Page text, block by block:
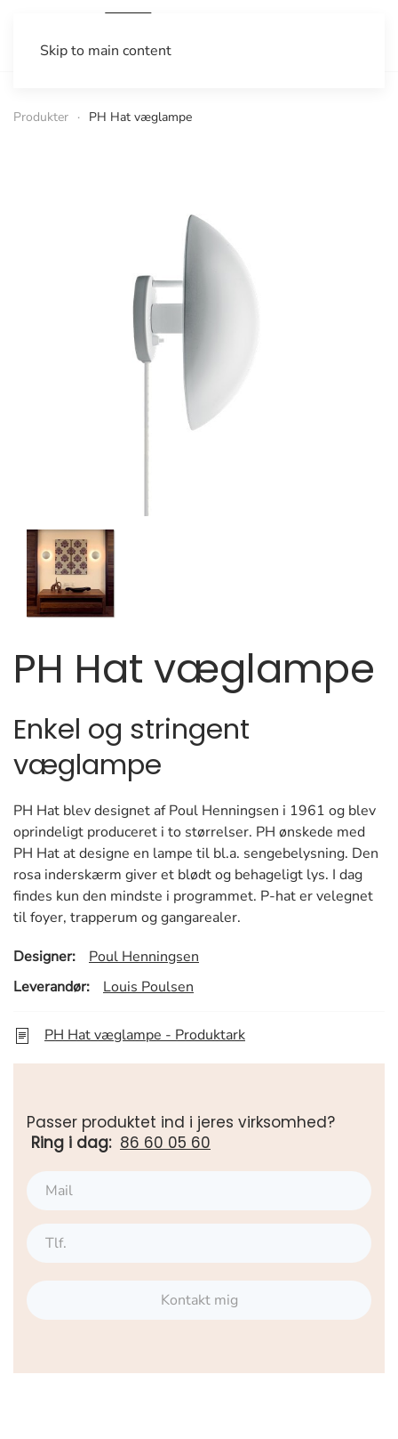
Skip to main content
Produkter PH Hat væglampe
PH Hat væglampe
Enkel og stringent
væglampe
PH Hat blev designet af Poul Henningsen i 1961 og blev
oprindeligt produceret i to størrelser. PH ønskede med
PH Hat at designe en lampe til bl.a. sengebelysning. Den
rosa inderskærm giver et blødt og behageligt lys. I dag
findes kun den mindste i programmet. P-hat er velegnet
til foyer, trapperum og gangarealer.
Designer:
Poul Henningsen
Leverandør:
Louis Poulsen
PH Hat væglampe - Produktark
Passer produktet ind i jeres virksomhed?
Ring i dag: 86 60 05 60
Kontakt mig